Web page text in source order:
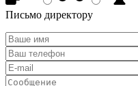
Письмо директору